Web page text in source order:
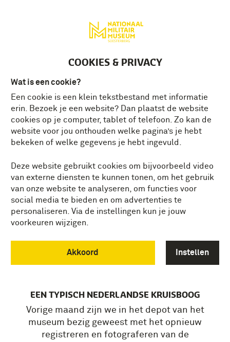
COOKIES & PRIVACY
Wat is een cookie?
Een cookie is een klein tekstbestand met informatie
erin. Bezoek je een website? Dan plaatst de website
cookies op je computer, tablet of telefoon. Zo kan de
website voor jou onthouden welke pagina’s je hebt
bekeken of welke gegevens je hebt ingevuld.
Deze website gebruikt cookies om bijvoorbeeld video
van externe diensten te kunnen tonen, om het gebruik
van onze website te analyseren, om functies voor
social media te bieden en om advertenties te
personaliseren. Via de instellingen kun je jouw
voorkeuren wijzigen.
Akkoord Instellen
EEN ‘SPANNENDE’
MIDDELEEUWSE VONDST
EEN TYPISCH NEDERLANDSE KRUISBOOG
Vorige maand zijn we in het depot van het
museum bezig geweest met het opnieuw
registreren en fotograferen van de